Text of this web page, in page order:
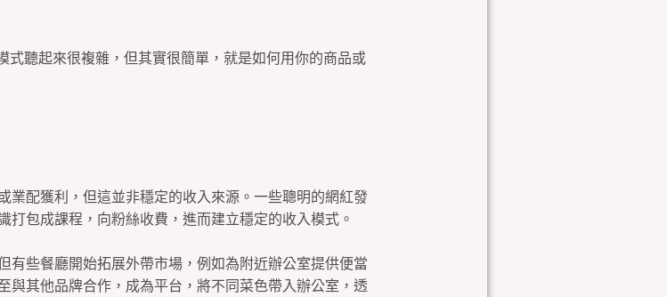
式聽起來很複雜，但其實很簡單，就是如何用你的商品或
業配獲利，但這並非穩定的收入來源。一些聰明的網紅發
打包成課程，向粉絲收費，進而建立穩定的收入模式。
有些餐廳開始拓展外帶市場，例如為附近辦公室提供便當
與其他品牌合作，成為平台，將不同菜色帶入辦公室，透